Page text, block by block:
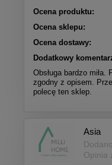
Ocena produktu:
Ocena sklepu:
Ocena dostawy:
Dodatkowy
Obsługa bardzo miła.
zgodny z opisem.
polecę ten sklep.
Asia
Opinia